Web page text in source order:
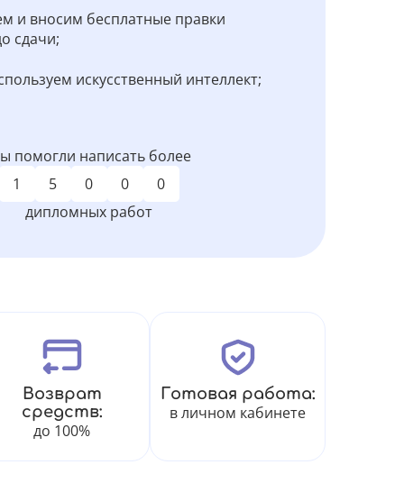
и вносим бесплатные правки
сдачи;
искусственный интеллект;
помогли написать более
1
5 0 0
0
дипломных работ
Возврат
средств:
до 100%
Готовая работа:
в личном кабинете